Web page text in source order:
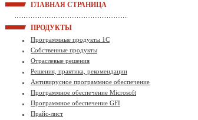
ГЛАВНАЯ СТРАНИЦА
ПРОДУКТЫ
Программные продукты 1С
Собственные продукты
Отраслевые решения
Решения, практика, рекомендации
Антивирусное программное обеспечение
Программное обеспечение Microsoft
Программное обеспечение GFI
Прайс-лист